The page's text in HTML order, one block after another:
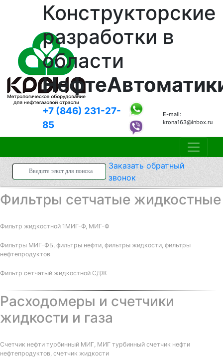
Конструкторские
разработки в
области
+7 (846) 231-27-
85
E-mail:
krona163@inbox.ru
Заказатьобратный
звонок
Фильтры сетчатые жидкостные
Фильтр жидкостной 1МИГ-Ф, МИГ-Ф
Фильтры МИГ-ФБ, фильтры нефти, фильтры жидкости, фильтры
нефтепродуктов
Фильтр сетчатый жидкостной СДЖ
Расходомеры и счетчики
жидкости и газа
Счетчик нефти турбинный МИГ, МИГ турбинный счетчик нефти
нефтепродуктов, счетчик жидкости